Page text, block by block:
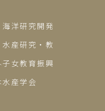
洋研究開発
産研究・教
女教育振興
産学会